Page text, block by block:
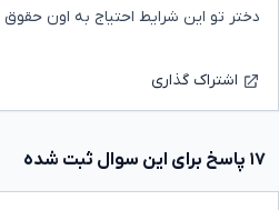
دختر تو این شرایط احتیاج به اون
اشتراک گذاری
۱۷ پاسخ برای این سوال ثبت شده